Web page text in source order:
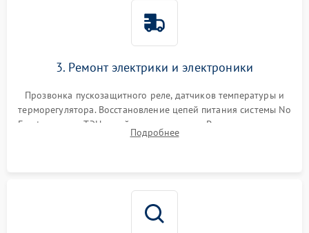
3. Ремонт электрики и электроники
Прозвонка пускозащитного реле, датчиков температуры и
терморегулятора. Восстановление цепей питания системы No
Frost, включая ТЭН оттайки и вентилятор. Ремонт или замена
платы управления при сбоях алгоритмов.
Подробнее